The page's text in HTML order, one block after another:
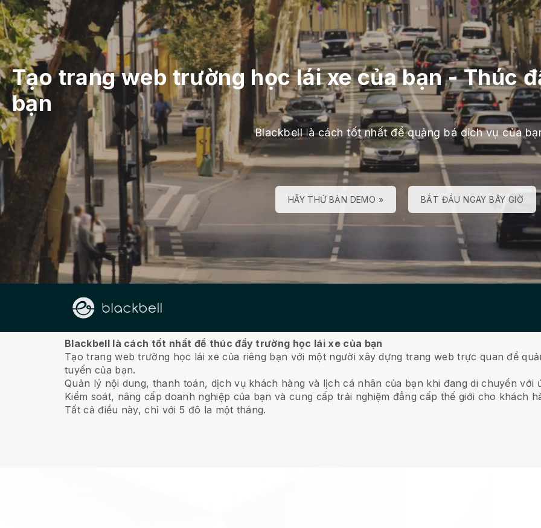
Tạo trang web trường học lái xe của bạn-Thúc
bạn
Blackbell là cách tốt nhất để quảng bá dịch vụ của
HÃY THỬ BẢN DEMO » BẮT ĐẦU NGAY BÂY GIỜ
Về chúng tôi
Blackbell là cách tốt nhất để thúc đẩy trường học lái xe của bạn
Tạo trang web trường học lái xe của riêng bạn với một người xây dựng trang web trực quan để
tuyến của bạn.
Quản lý nội dung, thanh toán, dịch vụ khách hàng và lịch cá nhân của bạn khi đang di chuyển với
Kiểm soát, nâng cấp doanh nghiệp của bạn và cung cấp trải nghiệm đẳng cấp thế giới cho khách
Tất cả điều này, chỉ với 5 đô la một tháng.